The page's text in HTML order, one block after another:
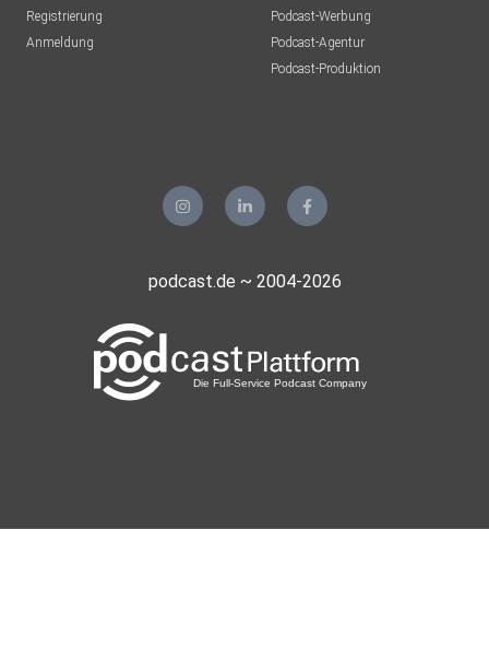
Registrierung
Anmeldung
Podcast-Werbung
Podcast-Agentur
Podcast-Produktion
podcast.de ~ 2004-2026